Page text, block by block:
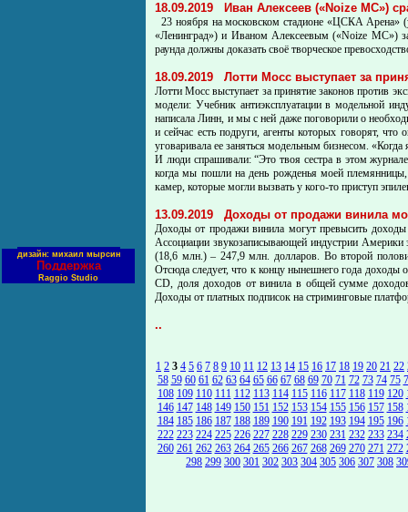
дизайн: михаил мырсин
Поддержка
Raggio Studio
18.09.2019 Иван Алексеев («Noize MC»)
23 ноября на московском стадионе «ЦСКА Арена»
«Ленинград») и Иваном Алексеевым («Noize MC»)
раунда должны доказать своё творческое
18.09.2019 Лотти Мосс выступает за
Лотти Мосс выступает за принятие законов против
модели: Учебник антиэксплуатации в модельной
написала Линн, и мы с ней даже поговорили о
и сейчас есть подруги, агенты которых говорят,
уговаривала ее заняться модельным бизнесом.
И люди спрашивали: “Это твоя сестра в этом
когда мы пошли на день рожденья моей племянницы,
камер, которые могли вызвать у кого-то приступ
13.09.2019 Доходы от продажи винила
Доходы от продажи винила могут превысить
Ассоциации звукозаписывающей индустрии
(18,6 млн.) – 247,9 млн. долларов. Во второй
Отсюда следует, что к концу нынешнего года
СD, доля доходов от винила в общей сумме доходов
Доходы от платных подписок на стриминговые
..
1 2 3 4 5 6 7 8 9 10 11 12 13 14 15 16 17 18 19 20 21 22
58 59 60 61 62 63 64 65 66 67 68 69 70 71 72 73 74 75
108 109 110 111 112 113 114 115 116 117 118 119 120
146 147 148 149 150 151 152 153 154 155 156 157 158
184 185 186 187 188 189 190 191 192 193 194 195 196
222 223 224 225 226 227 228 229 230 231 232 233 234
260 261 262 263 264 265 266 267 268 269 270 271 272
298 299 300 301 302 303 304 305 306 307 308